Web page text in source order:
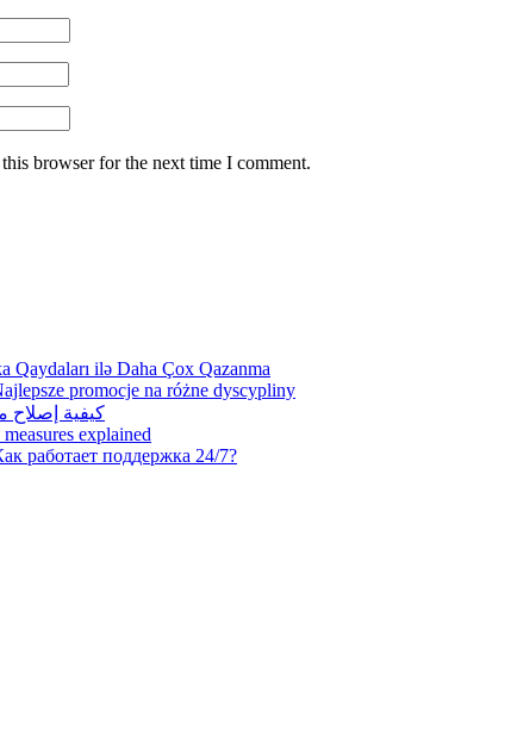
browser for the next time I comment.
Qaydaları ilə Daha Çox Qazanma
promocje na różne dyscypliny
كيفية
explained
работает поддержка 24/7?